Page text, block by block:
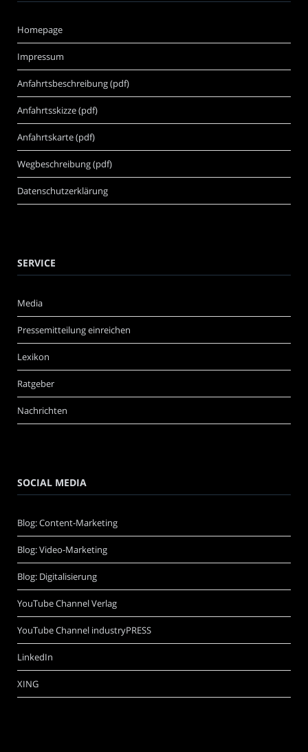
Homepage
Impressum
Anfahrtsbeschreibung (pdf)
Anfahrtsskizze (pdf)
Anfahrtskarte (pdf)
Wegbeschreibung (pdf)
Datenschutzerklärung
SERVICE
Media
Pressemitteilung einreichen
Lexikon
Ratgeber
Nachrichten
SOCIAL MEDIA
Blog: Content-Marketing
Blog: Video-Marketing
Blog: Digitalisierung
YouTube Channel Verlag
YouTube Channel industryPRESS
LinkedIn
XING